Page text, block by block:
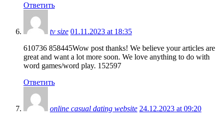
Ответить
tv size 01.11.2023 at 18:35
610736 858445Wow post thanks! We believe your articles are
great and want a lot more soon. We love anything to do with
word games/word play. 152597
Ответить
online casual dating website 24.12.2023 at 09:20